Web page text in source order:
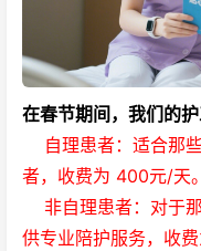
在春节期间，我们的
自理患者：适合那
者，收费为 400元/天。
非自理患者：对于
供专业陪护服务，收